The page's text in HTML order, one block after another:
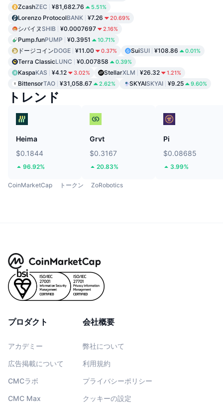
ZcashZEC ¥81,682.76 5.51%
Lorenzo ProtocolBANK ¥7.26 20.69%
シバイヌ SHIB ¥0.0007697 2.16%
Pump.funPUMP ¥0.3951 10.71%
ドージコインDOGE ¥11.00 0.37% SuiSUI ¥108.86 0.01%
Terra ClassicLUNC ¥0.007858 0.39%
KaspaKAS ¥4.12 3.02% StellarXLM ¥26.32 1.21%
BittensorTAO ¥31,058.67 2.62% SKYAISKYAI ¥9.25 9.60%
トレンド
Heima
$0.1844
96.92%
Grvt
$0.3167
20.83%
Pi
$0.08685
3.99%
CoinMarketCap トークン ZoRobotics
プロダクト
アカデミー
広告掲載について
CMCラボ
CMC Max
会社概要
弊社について
利用規約
プライバシーポリシー
クッキーの設定